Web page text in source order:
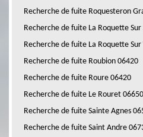
Recherche de fuite Roquesteron
Recherche de fuite La Roquette Sur
Recherche de fuite La Roquette
Recherche de fuite Roubion 06420
Recherche de fuite Roure 06420
Recherche de fuite Le Rouret 06650
Recherche de fuite Sainte Agnes
Recherche de fuite Saint Andre